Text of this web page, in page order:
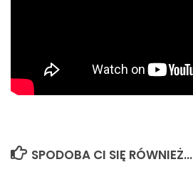
SPODOBA CI SIĘ RÓWNIEŻ...